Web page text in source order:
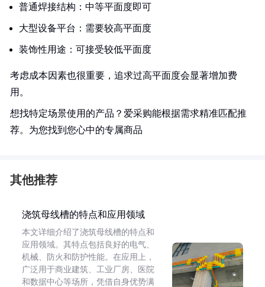
普通焊接结构：中等平面度即可
大型设备平台：需要较高平面度
装饰性用途：可接受较低平面度
考虑成本因素也很重要，追求过高平面度会显著增加费
用。
想找特定场景使用的产品？爱采购能根据需求精准匹配推
荐。为您找到您心中的专属商品
其他推荐
浇筑母线槽的特点和应用领域
本文详细介绍了浇筑母线槽的特点和
应用领域。其特点包括良好的电气、
机械、防火和防护性能。在应用上，
广泛用于商业建筑、工业厂房、医院
和数据中心等场所，凭借自身优势满